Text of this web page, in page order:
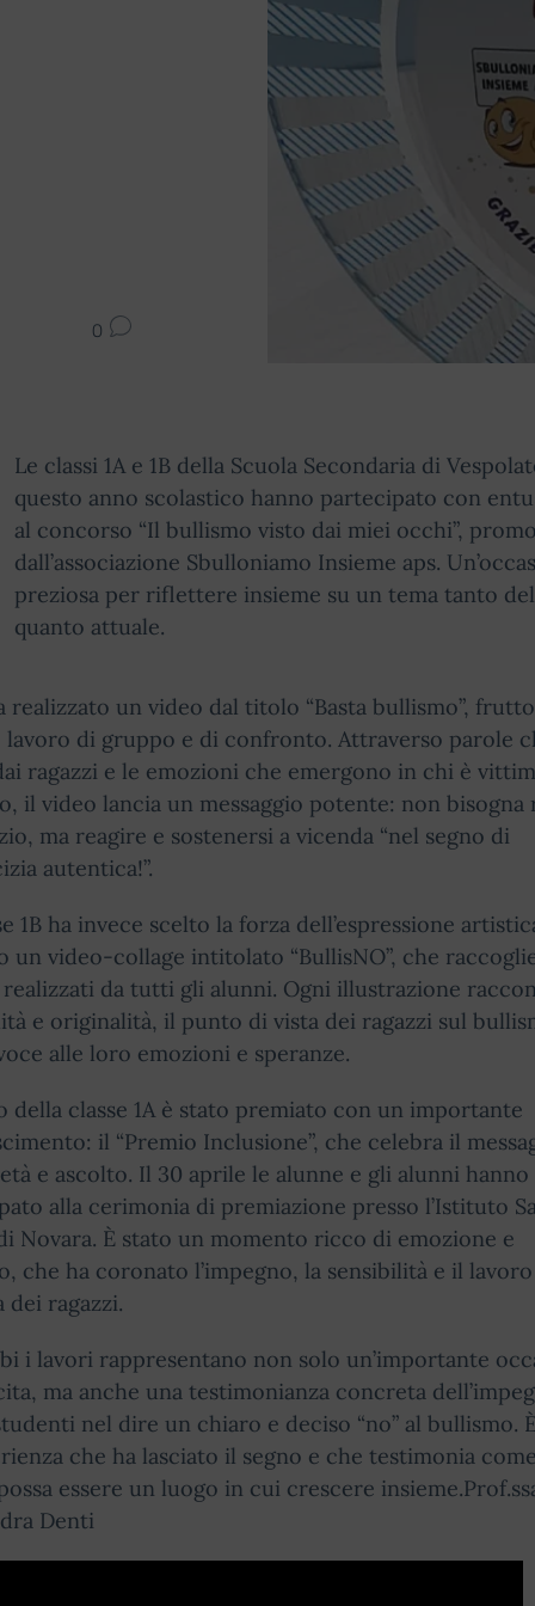
0
Le classi 1A e 1B della Scuola Secondaria di
questo anno scolastico hanno partecipato con
al concorso “Il bullismo visto dai miei occhi”,
dall’associazione Sbulloniamo Insieme aps.
preziosa per riflettere insieme su un tema tanto
quanto attuale.
realizzato un video dal titolo “Basta bullismo”,
lavoro di gruppo e di confronto. Attraverso parole
ragazzi e le emozioni che emergono in chi è
il video lancia un messaggio potente: non bisogna
ma reagire e sostenersi a vicenda “nel segno di
autentica!”.
1B ha invece scelto la forza dell’espressione
un video-collage intitolato “BullisNO”, che
da tutti gli alunni. Ogni illustrazione
e originalità, il punto di vista dei ragazzi sul
alle loro emozioni e speranze.
della classe 1A è stato premiato con un importante
il “Premio Inclusione”, che celebra il
e ascolto. Il 30 aprile le alunne e gli alunni hanno
alla cerimonia di premiazione presso l’Istituto
Novara. È stato un momento ricco di emozione e
che ha coronato l’impegno, la sensibilità e il
dei ragazzi.
i lavori rappresentano non solo un’importante
ma anche una testimonianza concreta
nel dire un chiaro e deciso “no” al bullismo.
che ha lasciato il segno e che testimonia
essere un luogo in cui crescere
Denti